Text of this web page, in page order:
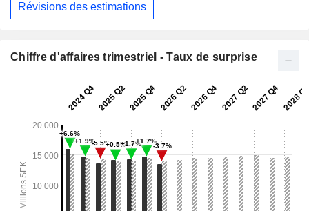
Révisions des estimations
Chiffre d'affaires trimestriel - Taux de surprise